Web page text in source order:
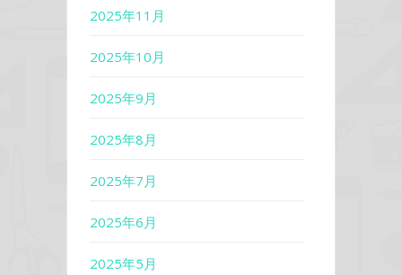
2025年11月
2025年10月
2025年9月
2025年8月
2025年7月
2025年6月
2025年5月